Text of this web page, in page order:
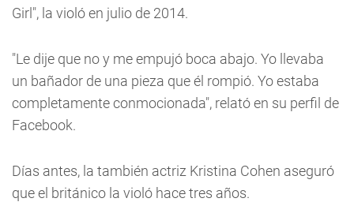
Girl", la violó en julio de 2014.
"Le dije que no y me empujó boca abajo. Yo llevaba
un bañador de una pieza que él rompió. Yo estaba
completamente conmocionada", relató en su perfil de
Facebook.
Días antes, la también actriz Kristina Cohen aseguró
que el británico la violó hace tres años.